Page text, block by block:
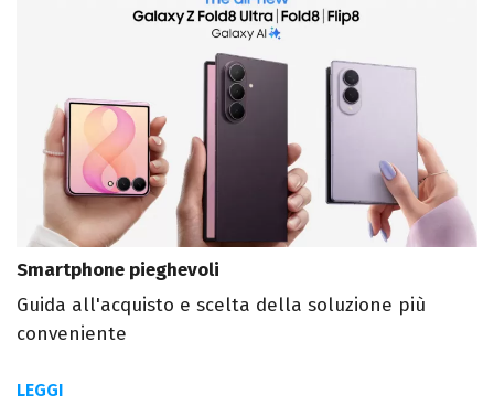
Smartphone pieghevoli
Guida all'acquisto e scelta della soluzione più
conveniente
LEGGI